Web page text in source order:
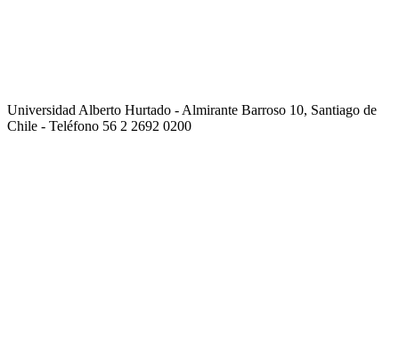
Universidad Alberto Hurtado - Almirante Barroso 10, Santiago de
Chile - Teléfono 56 2 2692 0200